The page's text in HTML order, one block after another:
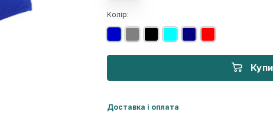
Колір:
Доставка і оплата